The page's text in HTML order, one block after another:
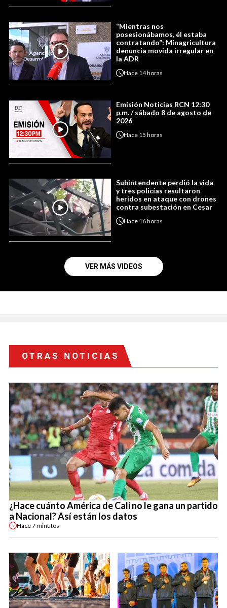
“Mientras nos
posesionábamos, él estaba
contratando”: Minagricultura
denuncia movida irregular en
la ADR
Hace 14 horas
Emisión Noticias RCN 12:30
p.m. / sábado 8 de agosto de
2026
Hace 15 horas
Subintendente perdió la vida
y tres policías resultaron
heridos en ataque con drones
contra subestación en Cesar
Hace 16 horas
VER MÁS VIDEOS
OTRAS NOTICIAS
¿Hace cuánto América de Cali no le gana un partido
a Nacional? Así están los datos
Hace7 minutos